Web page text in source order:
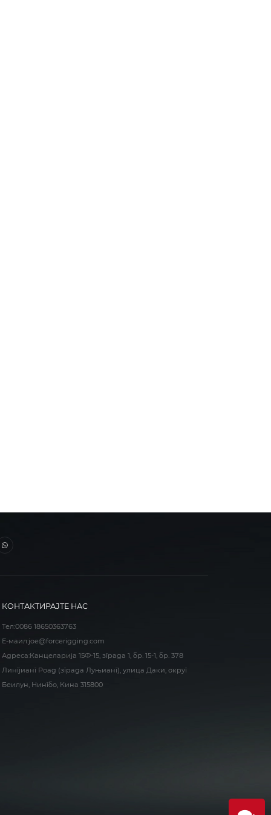
КОНТАКТИРАЈТЕ НАС
Тел:0086 18650363763
Е-маил:joe@forcerigging.com
Адреса:Канцеларија 15Ф-15, зграда 1, бр. 15-1, бр. 378
Лингјианг Роад (зграда Луњианг), улица Даки, округ
Беилун, Нингбо, Кина 315800